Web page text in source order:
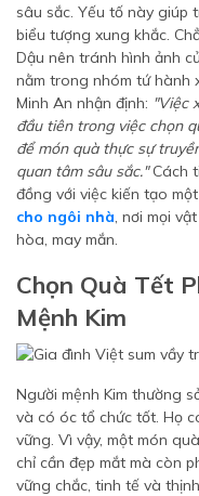
sâu sắc. Yếu tố này giúp
biểu tượng xung khắc.
Dậu nên tránh hình ảnh
nằm trong nhóm tứ hành
Minh An nhận định: "Việc
đầu tiên trong việc chọn
để món quà thực sự
quan tâm sâu sắc."Cách
đồng với việc kiến tạo
cho ngôi nhà, nơi mọi
hòa, may mắn.
Chọn Quà Tết
Mệnh Kim
Người mệnh Kim thường
và có óc tổ chức tốt. Họ
vững. Vì vậy, một món
chỉ cần đẹp mắt mà còn
vững chắc, tinh tế và